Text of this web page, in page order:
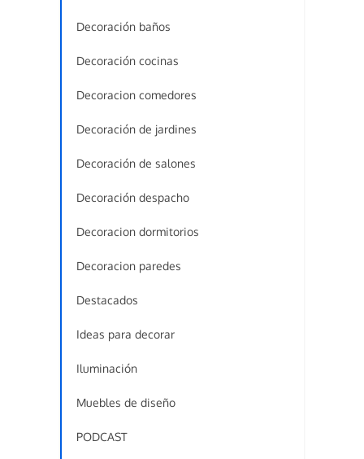
Decoración baños
Decoración cocinas
Decoracion comedores
Decoración de jardines
Decoración de salones
Decoración despacho
Decoracion dormitorios
Decoracion paredes
Destacados
Ideas para decorar
Iluminación
Muebles de diseño
PODCAST